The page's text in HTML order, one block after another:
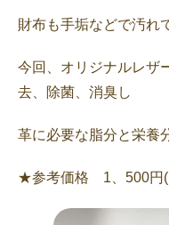
財布も手垢などで汚れ
今回、オリジナルレザ
去、除菌、消臭し
革に必要な脂分と栄養
★参考価格 1、500円(